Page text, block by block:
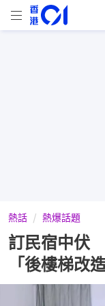
熱話 熱爆話題
訂民宿中伏
「後樓梯